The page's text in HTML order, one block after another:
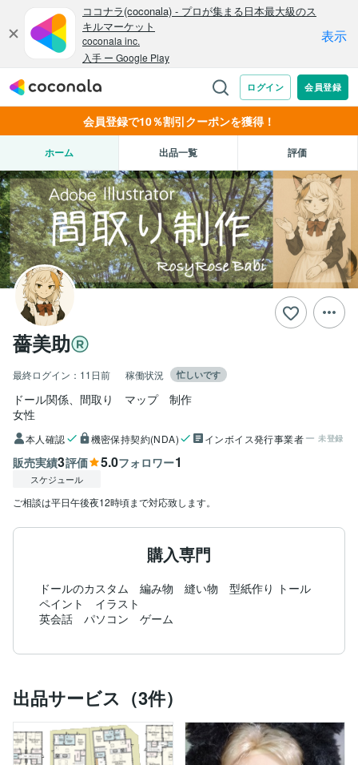
会員登録で10％割引クーポンを獲得！
ホーム 出品一覧 評価
薔美助
最終ログイン： 11日前 稼働状況 忙しいです
ドール関係、間取り　マップ　制作
女性
本人確認 機密保持契約(NDA) インボイス発行事業者 未登録
販売実績3評価 5.0フォロワー1
スケジュール
ご相談は平日午後夜12時頃まで対応致します。
購入専門
ドールのカスタム　編み物　縫い物　型紙作り トール
ペイント　イラスト
英会話　パソコン　ゲーム
出品サービス（3件）